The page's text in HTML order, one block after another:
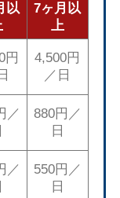
以
7ヶ月以
上
円
4,500円
／日
／
880円／
日
／
550円／
日